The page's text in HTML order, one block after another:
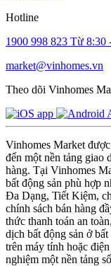
Hotline
1900 998 823 Từ 8:30
market@vinhomes.vn
Theo dõi Vinhomes
Vinhomes Market
đến một nền tảng giao
hàng. Tại Vinhomes
bất động sản phù hợp
Đa Dạng, Tiết Kiệm,
chính sách bán hàng
thức thanh toán an
dịch bất động sản ở
trên máy tính hoặc
nghiệm một nền tảng